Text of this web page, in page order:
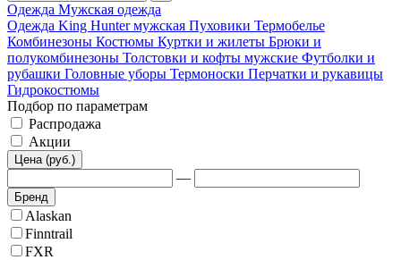
Одежда Мужская одежда
Одежда King Hunter мужская Пуховики Термобелье
Комбинезоны Костюмы Куртки и жилеты Брюки и
полукомбинезоны Толстовки и кофты мужские Футболки и
рубашки Головные уборы Термоноски Перчатки и рукавицы
Гидрокостюмы
Подбор по параметрам
Распродажа
Акции
Цена (руб.)
—
Бренд
Alaskan
Finntrail
FXR